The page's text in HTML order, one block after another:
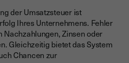
(USt-IdNr.)
und Fristen
der Umsatzsteuer ist
Ihres Unternehmens. Fehler
Nachzahlungen, Zinsen oder
Gleichzeitig bietet das System
Chancen zur